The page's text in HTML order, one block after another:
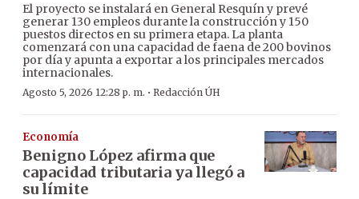
El proyecto se instalará en General Resquín y prevé
generar 130 empleos durante la construcción y 150
puestos directos en su primera etapa. La planta
comenzará con una capacidad de faena de 200 bovinos
por día y apunta a exportar a los principales mercados
internacionales.
Agosto 5, 2026 12:28 p. m. · Redacción ÚH
Economía
Benigno López afirma que
capacidad tributaria ya llegó a
su límite